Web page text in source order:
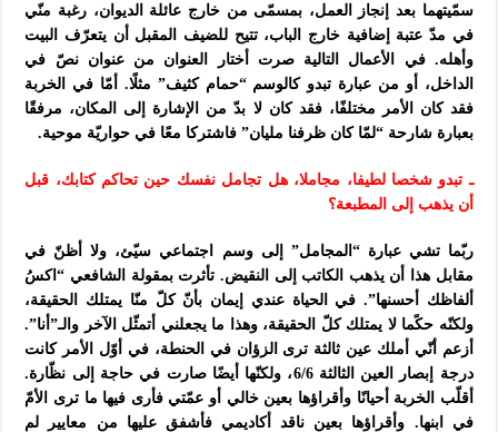
سمّيتهما بعد إنجاز العمل، بمسمّى من خارج عائلة الديوان، رغبة منّي
في مدّ عتبة إضافية خارج الباب، تتيح للضيف المقبل أن يتعرّف البيت
وأهله. في الأعمال التالية صرت أختار العنوان من عنوان نصّ في
الداخل، أو من عبارة تبدو كالوسم “حمام كثيف” مثلًا. أمّا في الخربة
فقد كان الأمر مختلفًا، فقد كان لا بدّ من الإشارة إلى المكان، مرفقًا
بعبارة شارحة “لمّا كان ظرفنا مليان” فاشتركا معًا في حواريّة موحية.
ـ تبدو شخصا لطيفا، مجاملا، هل تجامل نفسك حين تحاكم كتابك، قبل
أن يذهب إلى المطبعة؟
ربّما تشي عبارة “المجامل” إلى وسم اجتماعي سيّئ، ولا أظنّ في
مقابل هذا أن يذهب الكاتب إلى النقيض. تأثرت بمقولة الشافعي “اكسُ
ألفاظك أحسنها”. في الحياة عندي إيمان بأنّ كلّ منّا يمتلك الحقيقة،
ولكنّه حكًما لا يمتلك كلّ الحقيقة، وهذا ما يجعلني أتمثّل الآخر والـ”أنا”.
أزعم أنّي أملك عين ثالثة ترى الزؤان في الحنطة، في أوّل الأمر كانت
درجة إبصار العين الثالثة 6/6، ولكنّها أيضًا صارت في حاجة إلى نظّارة.
أقلّب الخربة أحيانًا وأقراؤها بعين خالي أو عمّتي فأرى فيها ما ترى الأمّ
في ابنها. وأقراؤها بعين ناقد أكاديمي فأشفق عليها من معايير لم